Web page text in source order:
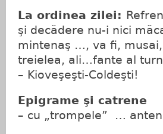
La ordinea zilei:
şi decădere nu-i nici
mintenaş …, va fi,
treielea, ali…fante al
– Kioveşeşti-Coldeşti!
Epigrame şi catrene
– cu „trompele” …